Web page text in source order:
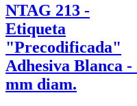
NTAG 213 -
Etiqueta
"Precodificada"
Adhesiva Blanca -
mm diam.